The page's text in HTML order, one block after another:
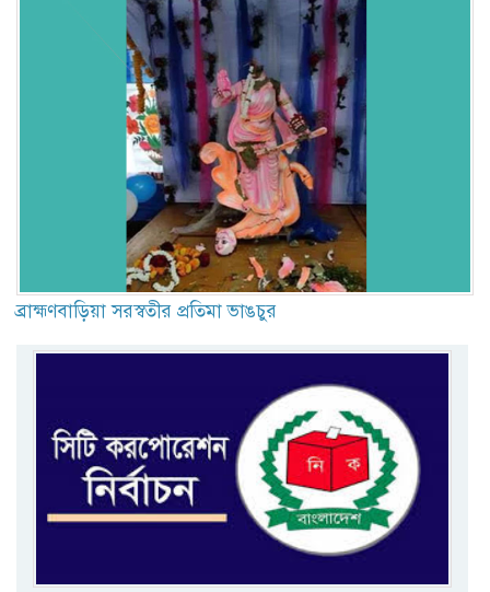
ব্রাহ্মণবাড়িয়া সরস্বতীর প্রতিমা ভাঙচুর